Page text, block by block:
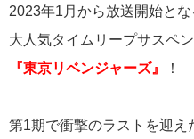
2023年1月から放送開始とな
大人気タイムリープサスペ
『東京リベンジャーズ』
！
第1期で衝撃のラストを迎え